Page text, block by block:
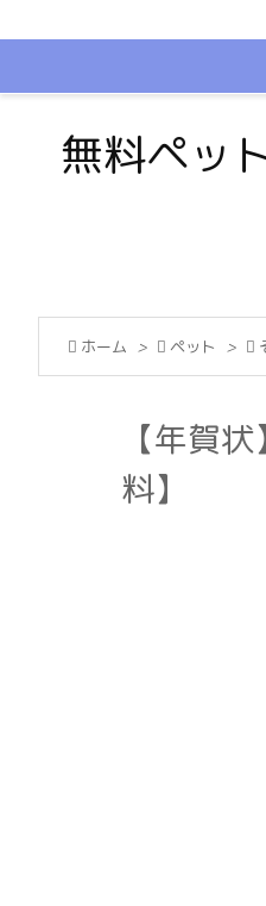
無料ペッ
 ホーム >  ペット > 
【年賀
料】